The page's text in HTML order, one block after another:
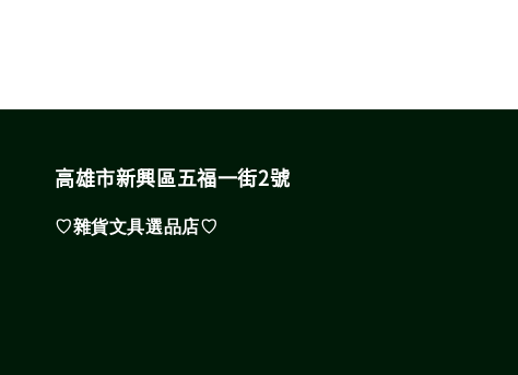
高雄市新興區五福一街2號
♡雜貨文具選品店♡